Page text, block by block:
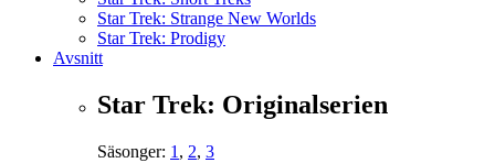
Star Trek: Strange New Worlds
Star Trek: Prodigy
Avsnitt
Star Trek: Originalserien
Säsonger: 1 , 2, 3